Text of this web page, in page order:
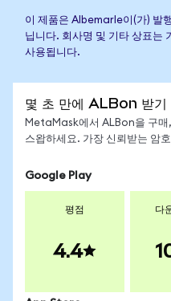
이 제품은 Albemarle이(가) 발
닙니다. 회사명 및 기타 상표는
사용됩니다.
몇 초 만에 ALBon 받기
MetaMask에서 ALBon을 구매
스왑하세요. 가장 신뢰받는 암
Google Play
평점
4.4
다